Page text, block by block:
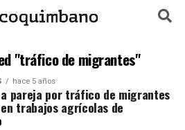
"tráfico de migrantes"
hace 5 años
pareja por tráfico de migrantes
trabajos agrícolas de